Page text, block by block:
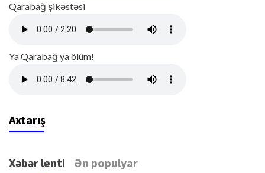
Qarabağ şikəstəsi
Ya Qarabağ ya ölüm!
Axtarış
Xəbər lenti Ən populyar